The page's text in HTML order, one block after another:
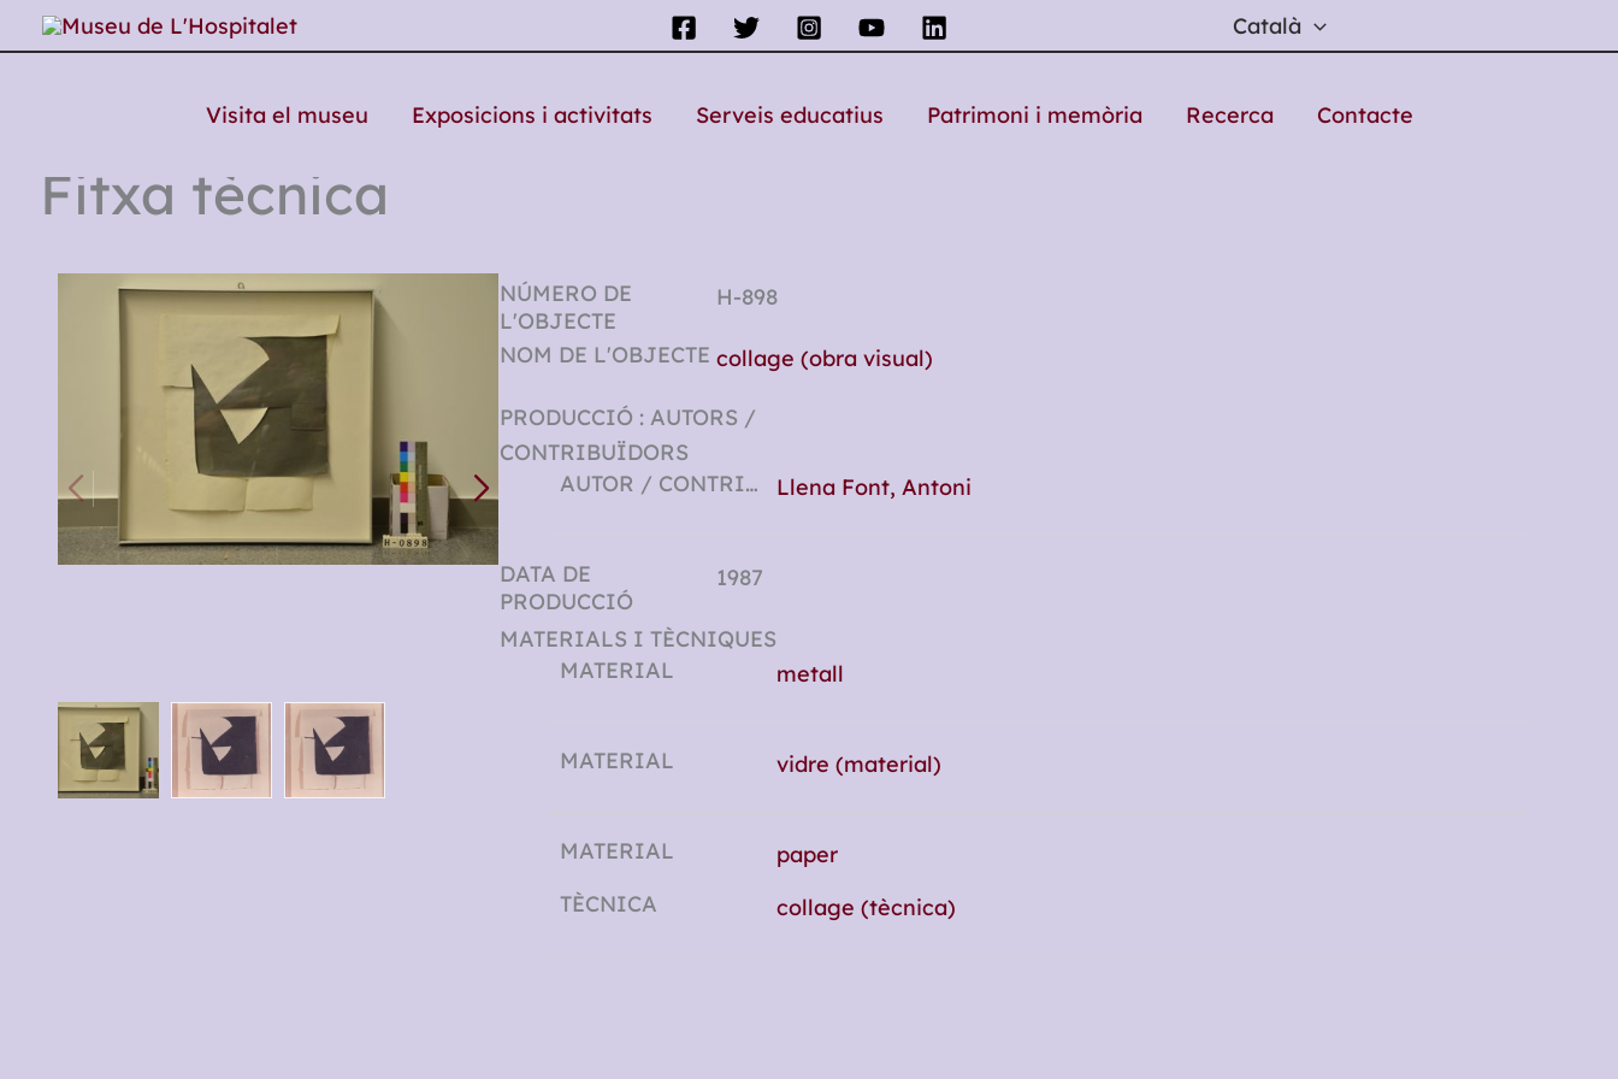
al
Català
Visita el museu Exposicions i activitats Serveis educatius Patrimoni i memòria Recerca Contacte
Fitxa tècnica
NÚMERO DE
L'OBJECTE
H-898
NOM DE L'OBJECTE collage (obra visual)
PRODUCCIÓ : AUTORS /
CONTRIBUÏDORS
AUTOR / CONTRIBUÏDOR
Llena Font, Antoni
DATA DE
PRODUCCIÓ
1987
MATERIALS I TÈCNIQUES
MATERIAL
metall
MATERIAL vidre (material)
MATERIAL
paper
TÈCNICA
collage (tècnica)